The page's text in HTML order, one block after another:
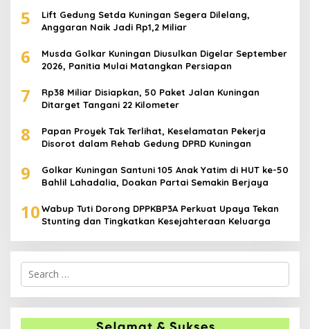
5
Lift Gedung Setda Kuningan Segera Dilelang,
Anggaran Naik Jadi Rp1,2 Miliar
6
Musda Golkar Kuningan Diusulkan Digelar September
2026, Panitia Mulai Matangkan Persiapan
7
Rp38 Miliar Disiapkan, 50 Paket Jalan Kuningan
Ditarget Tangani 22 Kilometer
8
Papan Proyek Tak Terlihat, Keselamatan Pekerja
Disorot dalam Rehab Gedung DPRD Kuningan
9
Golkar Kuningan Santuni 105 Anak Yatim di HUT ke-50
Bahlil Lahadalia, Doakan Partai Semakin Berjaya
10Wabup Tuti Dorong DPPKBP3A Perkuat Upaya Tekan
Stunting dan Tingkatkan Kesejahteraan Keluarga
Search
for: